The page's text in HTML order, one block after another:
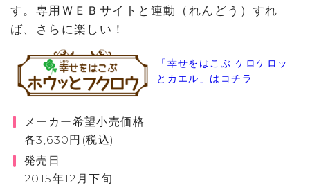
す。専用ＷＥＢサイトと連動（れんどう）すれ
ば、さらに楽しい！
メーカー希望小売価格
各3,630円(税込)
発売日
2015年12月下旬
「幸せをはこぶ ケロケロッ
とカエル」はコチラ